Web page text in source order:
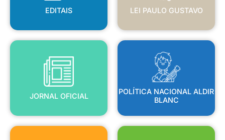
EDITAIS LEI PAULO GUSTAVO
JORNAL OFICIAL
JORNAL OFICIAL
POLÍTICA NACIONAL ALDIR
BLANC
POLÍTICA NACIONAL ALDIR
BLANC